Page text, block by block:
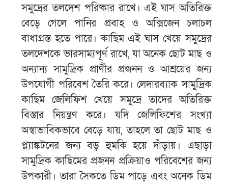
সমুদ্রের তলদেশ পরিষ্কার রাখে। এই ঘাস অতিরিক্ত
বেড়ে গেলে পানির প্রবাহ ও অক্সিজেন চলাচল
বাধাগ্রস্ত হতে পারে। কাছিম এই ঘাস খেয়ে সমুদ্রের
তলদেশকে ভারসাম্যপূর্ণ রাখে, যা অনেক ছোট মাছ ও
অন্যান্য সামুদ্রিক প্রাণীর প্রজনন ও আশ্রয়ের জন্য
উপযোগী পরিবেশ তৈরি করে। লেদারব্যাক সামুদ্রিক
কাছিম জেলিফিশ খেয়ে সমুদ্রে তাদের অতিরিক্ত
বিস্তার নিয়ন্ত্রণ করে। যদি জেলিফিশের সংখ্যা
অস্বাভাবিকভাবে বেড়ে যায়, তাহলে তা ছোট মাছ ও
প্ল্যাঙ্কটনের জন্য বড় হুমকি হয়ে দাঁড়ায়। এছাড়া
সামুদ্রিক কাছিমের প্রজনন প্রক্রিয়াও পরিবেশের জন্য
উপকারী। তারা সৈকতে ডিম পাড়ে এবং অনেক ডিম